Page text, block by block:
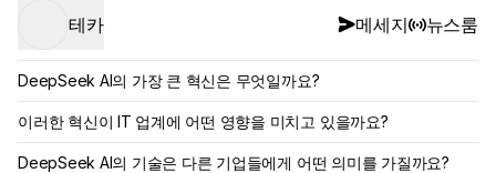
테카 메세지 뉴스룸
DeepSeek AI의 가장 큰 혁신은 무엇일까요?
이러한 혁신이 IT 업계에 어떤 영향을 미치고 있을까요?
DeepSeek AI의 기술은 다른 기업들에게 어떤 의미를 가질까요?